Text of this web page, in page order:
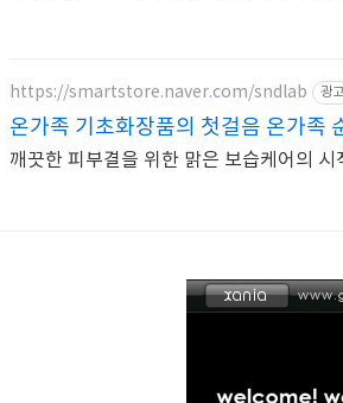
https://smartstore.naver.com/sndlab 광고
온가족 기초화장품의 첫걸음 온가족
깨끗한 피부결을 위한 맑은 보습케어의 시